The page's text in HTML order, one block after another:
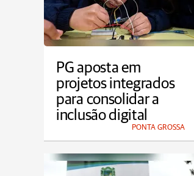
PG aposta em
projetos integrados
para consolidar a
inclusão digital
PONTA GROSSA